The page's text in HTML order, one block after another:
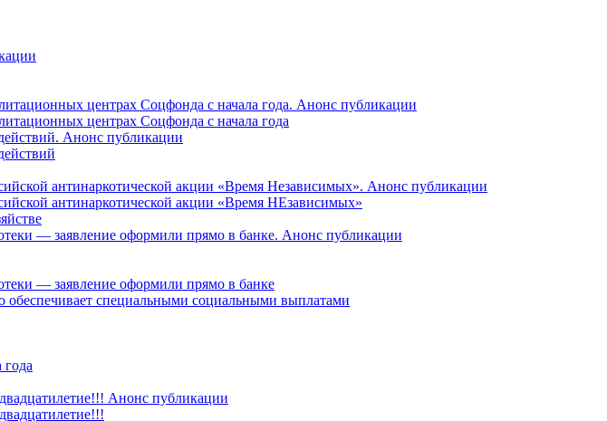
центрах Соцфонда с начала года. Анонс публикации
центрах Соцфонда с начала года
Анонс публикации
антинаркотической акции «Время Независимых». Анонс публикации
антинаркотической акции «Время НЕзависимых»
— заявление оформили прямо в банке. Анонс публикации
— заявление оформили прямо в банке
специальными социальными выплатами
Анонс публикации